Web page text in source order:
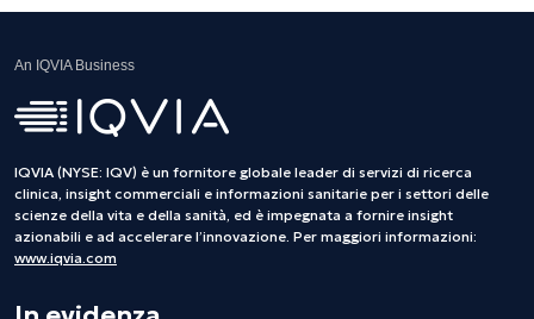
An IQVIA Business
IQVIA (NYSE: IQV) è un fornitore globale leader di servizi di ricerca
clinica, insight commerciali e informazioni sanitarie per i settori delle
scienze della vita e della sanità, ed è impegnata a fornire insight
azionabili e ad accelerare l’innovazione. Per maggiori informazioni:
www.iqvia.com